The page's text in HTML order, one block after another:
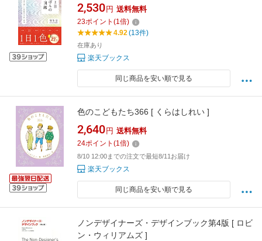
2,530 円 送料無料
23ポイント (1倍)
4.92(13件)
在庫あり
楽天ブックス
同じ商品を安い順で見る
色のこどもたち366 [ くらはしれい ]
2,640 円 送料無料
24ポイント (1倍)
8/10 12:00までの注文で最短8/11お届け
楽天ブックス
同じ商品を安い順で見る
ノンデザイナーズ・デザインブック第4版 [ ロビ
ン・ウィリアムズ ]